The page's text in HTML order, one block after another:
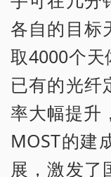
各自的目标
取4000个
已有的光纤
率大幅提升
MOST的建
展，激发了